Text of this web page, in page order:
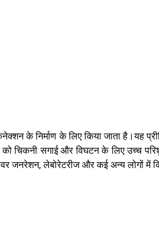
के निर्माण के लिए किया जाता है।यह
सगाई और विघटन के लिए उच्च
जनरेशन, लेबोरेटरीज और कई अन्य लोगों में